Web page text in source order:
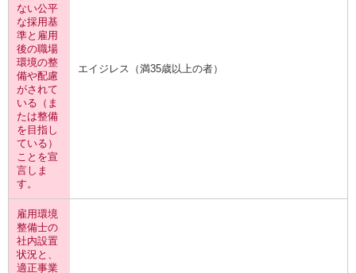
ない公平
な採用基
準と雇用
後の職場
環境の整
備や配慮
がされて
いる（ま
たは整備
を目指し
ている）
ことを宣
言しま
す。
エイジレス（満35歳以上の者）
雇用環境
整備士の
社内設置
状況と、
適正事業